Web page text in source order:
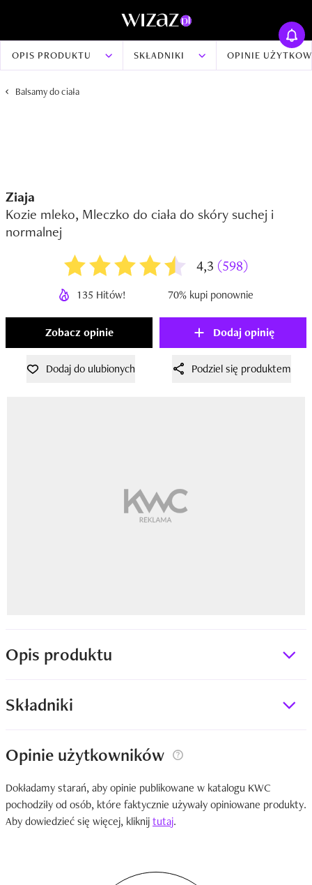
OPIS PRODUKTU SKŁADNIKI OPINIE
Balsamy do ciała
Ziaja
Kozie mleko, Mleczko do ciała do skóry suchej i
normalnej
4,3 (598)
135 Hitów! 70% kupi ponownie
Zobacz opinie Dodaj opinię
Dodaj do ulubionych Podziel się produktem
Opis produktu
Składniki
Opinie użytkowników
Dokładamy starań, aby opinie publikowane w katalogu KWC
pochodziły od osób, które faktycznie używały opiniowane produkty.
Aby dowiedzieć się więcej, kliknijtutaj.